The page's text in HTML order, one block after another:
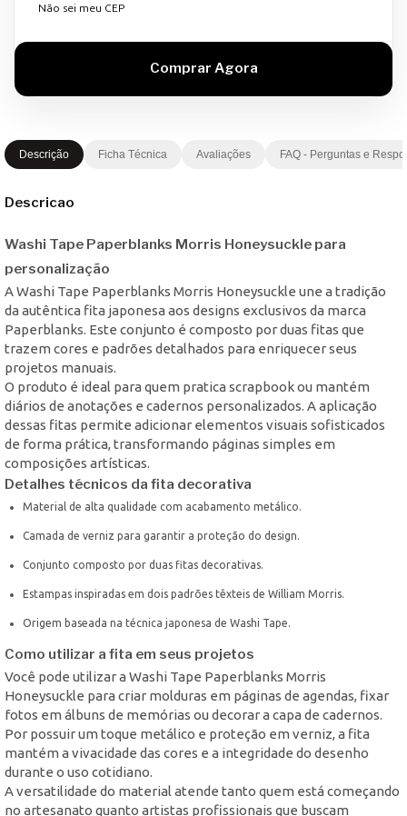
Não sei meu CEP
Descrição Ficha Técnica Avaliações FAQ - Perguntas e
Descricao
Washi Tape Paperblanks Morris Honeysuckle para
personalização
A Washi Tape Paperblanks Morris Honeysuckle une a tradição
da autêntica fita japonesa aos designs exclusivos da marca
Paperblanks. Este conjunto é composto por duas fitas que
trazem cores e padrões detalhados para enriquecer seus
projetos manuais.
O produto é ideal para quem pratica scrapbook ou mantém
diários de anotações e cadernos personalizados. A aplicação
dessas fitas permite adicionar elementos visuais sofisticados
de forma prática, transformando páginas simples em
composições artísticas.
Detalhes técnicos da fita decorativa
Material de alta qualidade com acabamento metálico.
Camada de verniz para garantir a proteção do design.
Conjunto composto por duas fitas decorativas.
Estampas inspiradas em dois padrões têxteis de William Morris.
Origem baseada na técnica japonesa de Washi Tape.
Como utilizar a fita em seus projetos
Você pode utilizar a Washi Tape Paperblanks Morris
Honeysuckle para criar molduras em páginas de agendas, fixar
fotos em álbuns de memórias ou decorar a capa de cadernos.
Por possuir um toque metálico e proteção em verniz, a fita
mantém a vivacidade das cores e a integridade do desenho
durante o uso cotidiano.
A versatilidade do material atende tanto quem está começando
no artesanato quanto artistas profissionais que buscam